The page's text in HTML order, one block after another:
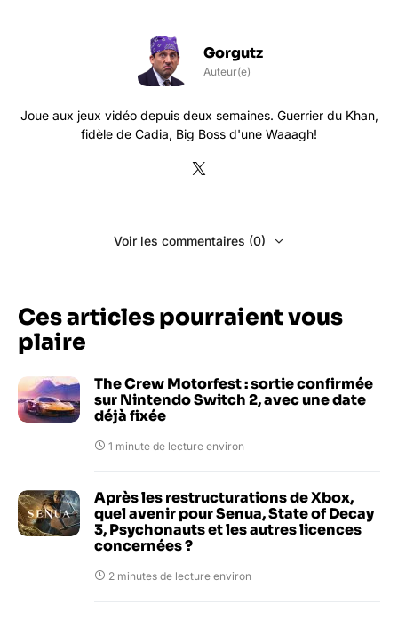
Gorgutz
Auteur(e)
Joue aux jeux vidéo depuis deux semaines. Guerrier du Khan,
fidèle de Cadia, Big Boss d'une Waaagh!
Voir les commentaires (0)
Ces articles pourraient vous
plaire
The Crew Motorfest : sortie confirmée
sur Nintendo Switch 2, avec une date
déjà fixée
1 minute de lecture environ
Après les restructurations de Xbox,
quel avenir pour Senua, State of Decay
3, Psychonauts et les autres licences
concernées ?
2 minutes de lecture environ